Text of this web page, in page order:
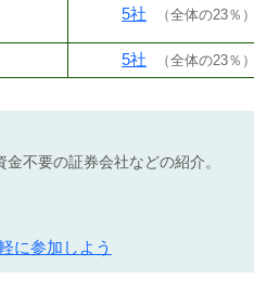
5社 （全体の23％ ）
5社 （全体の23％ ）
不要の証券会社などの紹介。
に参加しよう